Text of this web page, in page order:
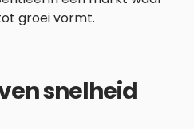
groei vormt.
snelheid